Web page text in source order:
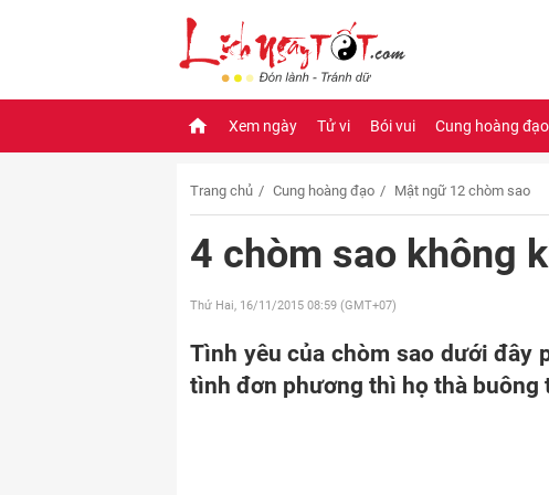
Xem ngày Tử vi Bói vui Cung hoàng đạo
Trang chủ Cung hoàng đạo Mật ngữ 12 chòm sao
4 chòm sao không
Thứ Hai, 16/11/2015 08:59 (GMT+07)
Tình yêu của chòm sao dưới đây
tình đơn phương thì họ thà buông